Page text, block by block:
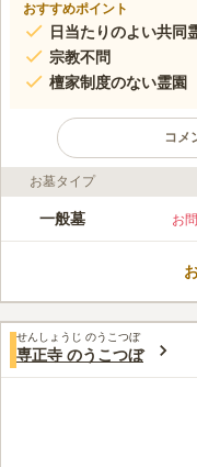
おすすめポイント
日当たりのよい共同
宗教不問
檀家制度のない霊園
コメ
ライフドット編集部のコメン
伊丹市東野にある
ことができます
口コミ評価
この霊園はまだ誰からも評価
お墓タイプ
一般墓 お
せんしょうじ のうこつぼ
専正寺 のうこつぼ